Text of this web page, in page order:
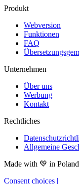
Produkt
Webversion
Funktionen
FAQ
Unternehmen
Über uns
Werbung
Kontakt
Rechtliches
Allgemeine
Made with 💚 in Poland
Consent choices |